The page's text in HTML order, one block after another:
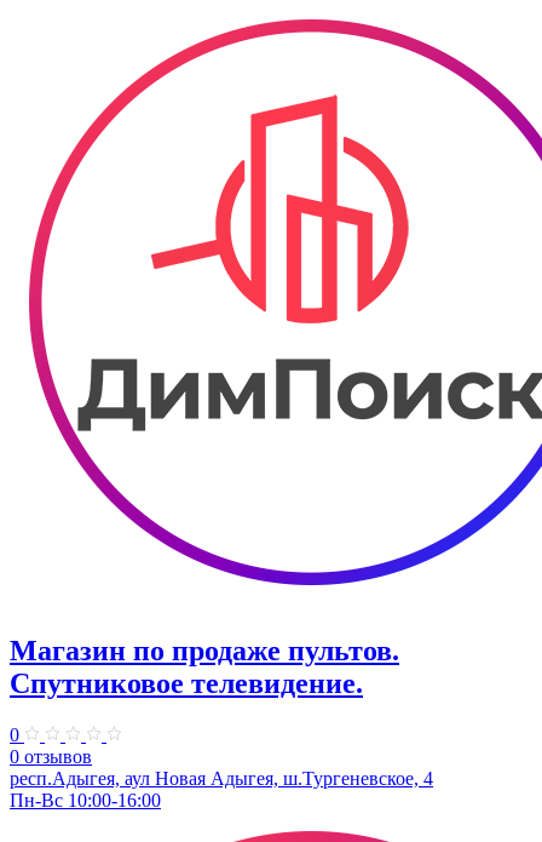
Магазин по продаже пультов.
Спутниковое телевидение.
0
0 отзывов
респ.Адыгея, аул Новая Адыгея, ш.Тургеневское, 4
Пн-Вс 10:00-16:00